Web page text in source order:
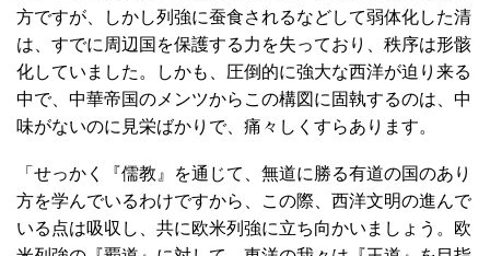
方ですが、しかし列強に蚕食されるなどして弱体化した清
は、すでに周辺国を保護する力を失っており、秩序は形骸
化していました。しかも、圧倒的に強大な西洋が迫り来る
中で、中華帝国のメンツからこの構図に固執するのは、中
味がないのに見栄ばかりで、痛々しくすらあります。
「せっかく『儒教』を通じて、無道に勝る有道の国のあり
方を学んでいるわけですから、この際、西洋文明の進んで
いる点は吸収し、共に欧米列強に立ち向かいましょう。欧